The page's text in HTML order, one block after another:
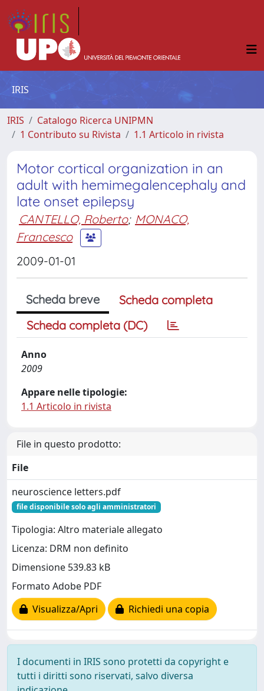
IRIS
IRIS
Catalogo Ricerca UNIPMN
1 Contributo su Rivista
1.1 Articolo in rivista
Motor cortical organization in an
adult with hemimegalencephaly and
late onset epilepsy
CANTELLO, Roberto; MONACO,
Francesco
2009-01-01
Scheda breve
Scheda completa
Scheda completa (DC)
Anno
2009
Appare nelle tipologie:
1.1 Articolo in rivista
File in questo prodotto:
File
neuroscience letters.pdf
file disponibile solo agli amministratori
Tipologia: Altro materiale allegato
Licenza: DRM non definito
Dimensione 539.83 kB
Formato Adobe PDF
Visualizza/Apri
Richiedi una copia
I documenti in IRIS sono protetti da copyright e
tutti i diritti sono riservati, salvo diversa